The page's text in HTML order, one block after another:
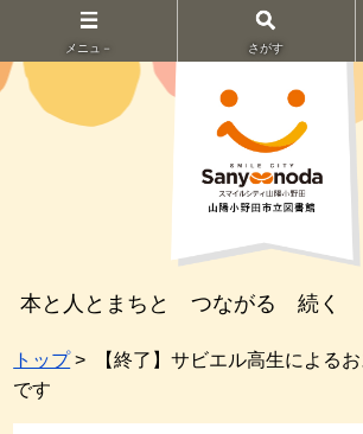
メニュ－ さがす
本と人とまちと つながる 続く
トップ> 【終了】サビエル高生によるお
です